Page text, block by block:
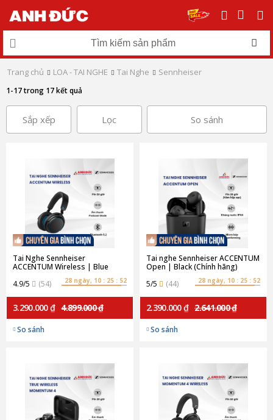
Trang chủ LOA - TAI NGHE Tai Nghe Sennheiser
1-17 trong 17 kết quả
Sắp xếp Lọc So sánh
Tai Nghe Sennheiser
ACCENTUM Wireless | Blue
4.9/5
(54) 28 ngày, 10 : 25 : 52
3.290.000 ₫ 4.899.000 ₫
So sánh
Tai nghe Sennheiser ACCENTUM
Open | Black (Chính hãng)
5/5
(44) 28 ngày, 10 : 25 : 52
2.390.000 ₫ 2.641.000 ₫
So sánh